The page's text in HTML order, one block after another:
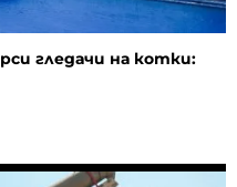
гледачи на котки: